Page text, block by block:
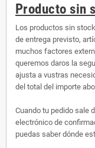
Producto sin
Los productos sin
de entrega previsto,
muchos factores
queremos daros la
ajusta a vustras
del total del importe
Cuando tu pedido sale
electrónico de
puedas saber dónde